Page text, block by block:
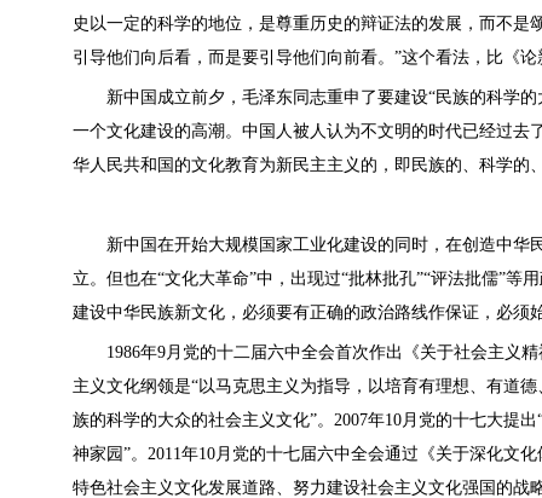
史以一定的科学的地位，是尊重历史的辩证法的发展，而不
引导他们向后看，而是要引导他们向前看。”这个看法，比《
新中国成立前夕，毛泽东同志重申了要建设“民族的科学的
一个文化建设的高潮。中国人被人认为不文明的时代已经过去
华人民共和国的文化教育为新民主主义的，即民族的、科学的
新中国在开始大规模国家工业化建设的同时，在创造中华
立。但也在“文化大革命”中，出现过“批林批孔”“评法批儒”
建设中华民族新文化，必须要有正确的政治路线作保证，必须
1986年9月党的十二届六中全会首次作出《关于社会主义精
主义文化纲领是“以马克思主义为指导，以培育有理想、有道
族的科学的大众的社会主义文化”。2007年10月党的十七大提
神家园”。2011年10月党的十七届六中全会通过《关于深化文
特色社会主义文化发展道路、努力建设社会主义文化强国的战